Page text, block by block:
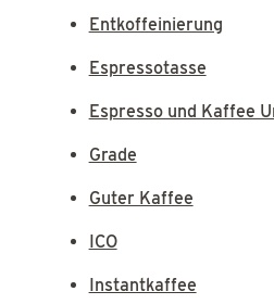
Entkoffeinierung
Espressotasse
Espresso und Kaffee
Grade
Guter Kaffee
ICO
Instantkaffee